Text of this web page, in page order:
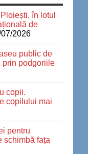
în lotul
de
2026
public de
prin podgoriile
copii.
copilului mai
pentru
schimbă fața